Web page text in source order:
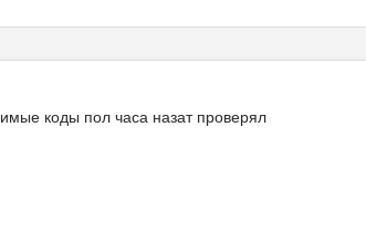
коды пол часа назат проверял